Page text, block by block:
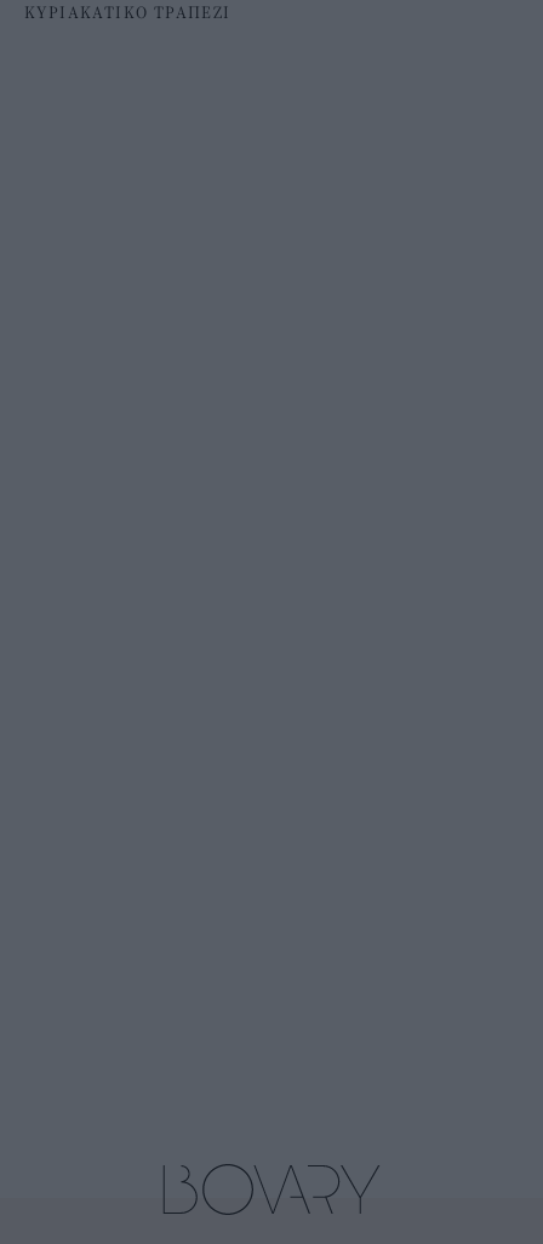
ΚΥΡΙΑΚΑΤΙΚΟ ΤΡΑΠΕΖΙ